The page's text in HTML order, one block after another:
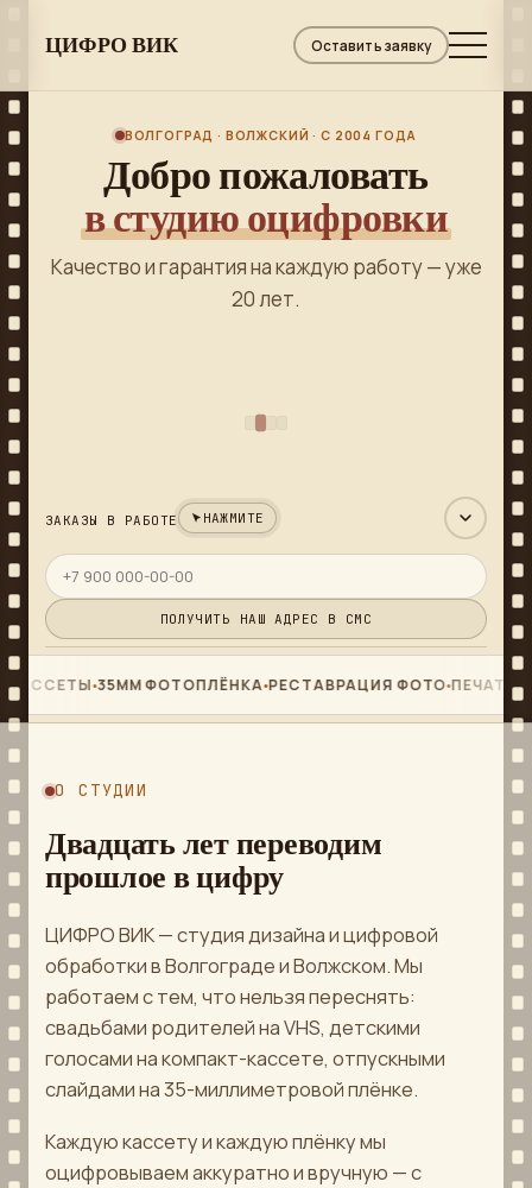
ЦИФРО ВИК Оставить заявку
ВОЛГОГРАД · ВОЛЖСКИЙ · С 2004 ГОДА
Добро пожаловать
в студию оцифровки
Качество и гарантия на каждую работу — уже
20 лет.
В
ЗАКАЗЫ В РАБОТЕ НАЖМИТЕ
ПОЛУЧИТЬ НАШ АДРЕС В СМС
РЕСТАВРАЦИЯ ФОТО№6837
1920×1080 · TBC ON 48kHz / 24-bit
ГОТОВО К ВЫДАЧЕ
№8086 ОЖИДАЕТ КЛИЕНТА
№9513ОЖИДАЕТ КЛИЕНТА
●35ММ ФОТОПЛЁНКА● РЕСТАВРАЦИЯ ФОТО●ПЕЧАТЬ
О СТУДИИ
Двадцать лет переводим
прошлое в цифру
ЦИФРО ВИК — студия дизайна и цифровой
обработки в Волгограде и Волжском. Мы
работаем с тем, что нельзя переснять:
свадьбами родителей на VHS, детскими
голосами на компакт-кассете, отпускными
слайдами на 35-миллиметровой плёнке.
Каждую кассету и каждую плёнку мы
оцифровываем аккуратно и вручную — с